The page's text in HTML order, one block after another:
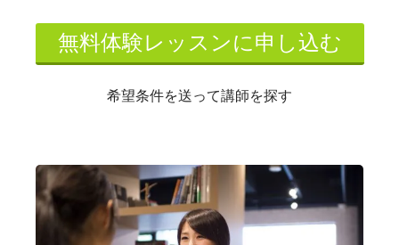
無料体験レッスンに申し込む
希望条件を送って講師を探す